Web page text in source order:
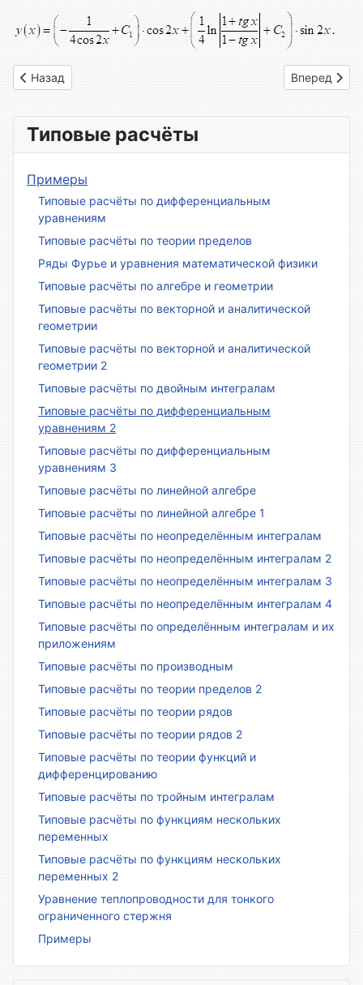
.
Предыдущий: Вариант № 18
Назад Следующий:
Вперед
Типовые расчёты
Примеры
Типовые расчёты по дифференциальным
уравнениям
Типовые расчёты по теории пределов
Ряды Фурье и уравнения математической физики
Типовые расчёты по алгебре и геометрии
Типовые расчёты по векторной и аналитической
геометрии
Типовые расчёты по векторной и аналитической
геометрии 2
Типовые расчёты по двойным интегралам
Типовые расчёты по дифференциальным
уравнениям 2
Типовые расчёты по дифференциальным
уравнениям 3
Типовые расчёты по линейной алгебре
Типовые расчёты по линейной алгебре 1
Типовые расчёты по неопределённым интегралам
Типовые расчёты по неопределённым интегралам 2
Типовые расчёты по неопределённым интегралам 3
Типовые расчёты по неопределённым интегралам 4
Типовые расчёты по определённым интегралам и их
приложениям
Типовые расчёты по производным
Типовые расчёты по теории пределов 2
Типовые расчёты по теории рядов
Типовые расчёты по теории рядов 2
Типовые расчёты по теории функций и
дифференцированию
Типовые расчёты по тройным интегралам
Типовые расчёты по функциям нескольких
переменных
Типовые расчёты по функциям нескольких
переменных 2
Уравнение теплопроводности для тонкого
ограниченного стержня
Примеры